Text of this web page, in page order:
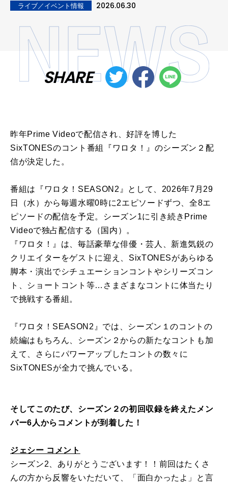
ライブ／イベント情報 2026.06.30
SHARE
昨年Prime Videoで配信され、好評を博した
SixTONESのコント番組『ワロタ！』のシーズン２配
信が決定した。
番組は『ワロタ！SEASON2』として、2026年7月29
日（水）から毎週水曜0時に2エピソードずつ、全8エ
ピソードの配信を予定。シーズン1に引き続きPrime
Videoで独占配信する（国内）。
『ワロタ！』は、毎話豪華な俳優・芸人、新進気鋭の
クリエイターをゲストに迎え、SixTONESがあらゆる
脚本・演出でシチュエーションコントやシリーズコン
ト、ショートコント等…さまざまなコントに体当たり
で挑戦する番組。
『ワロタ！SEASON2』では、シーズン１のコントの
続編はもちろん、シーズン２からの新たなコントも加
えて、さらにパワーアップしたコントの数々に
SixTONESが全力で挑んでいる。
そしてこのたび、シーズン２の初回収録を終えたメン
バー6人からコメントが到着した！
ジェシー コメント
シーズン2、ありがとうございます！！前回はたくさ
んの方から反響をいただいて、「面白かったよ」と言